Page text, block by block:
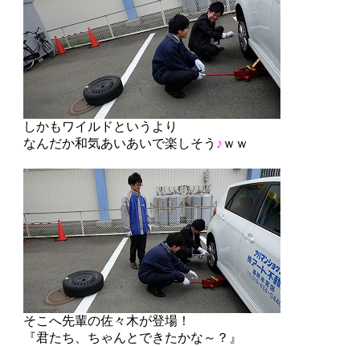
しかもワイルドというより
なんだか和気あいあいで楽しそう ♪ ｗｗ
そこへ先輩の佐々木が登場！
『君たち、ちゃんとできたかな～？』